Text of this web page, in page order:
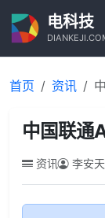
电科技
首页 资讯
中国联通
资讯 李安天